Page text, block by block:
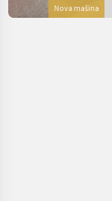
Motokultivatori I
Nova mašina